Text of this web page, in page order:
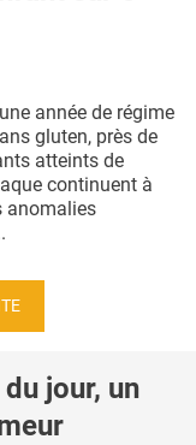
année de régime
gluten, près de
atteints de
continuent à
anomalies
jour, un